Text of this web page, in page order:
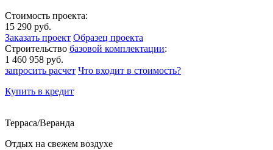
Стоимость проекта:
15 290 руб.
Заказать проект Образец проекта
Строительство базовой комплектации:
1 460 958 руб.
запросить расчет Что входит в стоимость?
Купить в кредит
Терраса/Веранда
Отдых на свежем воздухе